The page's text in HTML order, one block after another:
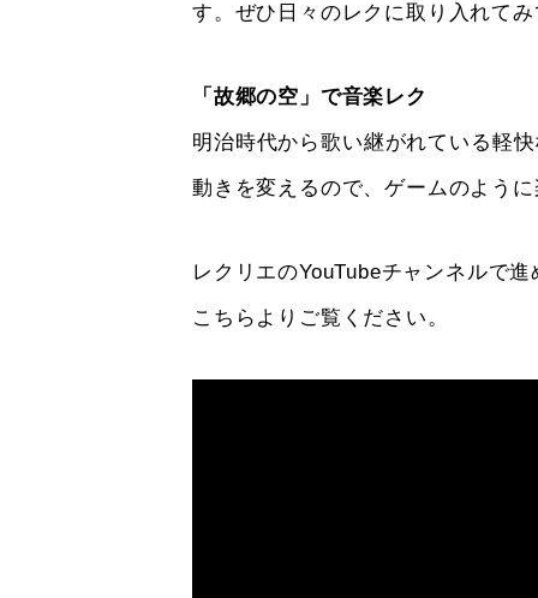
す。ぜひ日々のレクに取り入れて
「故郷の空」で音楽レク
明治時代から歌い継がれている軽
動きを変えるので、ゲームのよう
レクリエのYouTubeチャンネルで
こちらよりご覧ください。